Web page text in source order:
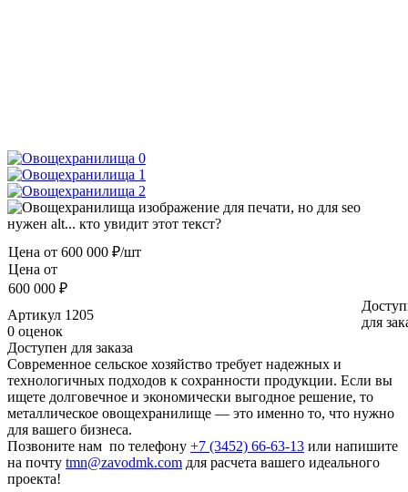
Цена от 600 000 ₽/шт
Цена от
600 000 ₽
для
Артикул 1205
0 оценок
Доступен для заказа
Современное сельское хозяйство требует надежных и
технологичных подходов к сохранности продукции. Если вы
ищете долговечное и экономически выгодное решение, то
металлическое овощехранилище — это именно то, что нужно
для вашего бизнеса.
Позвоните нам по телефону +7 (3452) 66-63-13 или напишите
на почту tmn@zavodmk.com для расчета вашего идеального
проекта!